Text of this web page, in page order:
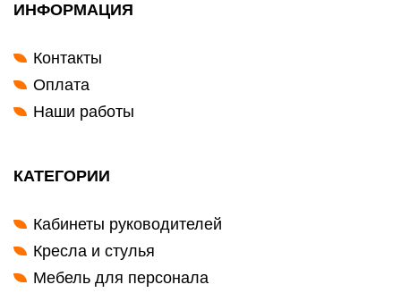
ИНФОРМАЦИЯ
Контакты
Оплата
Наши работы
КАТЕГОРИИ
Кабинеты руководителей
Кресла и стулья
Мебель для персонала